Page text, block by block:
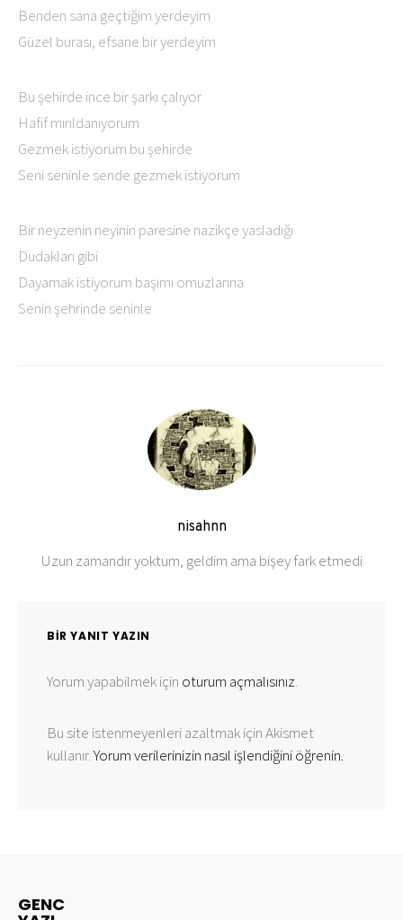
Benden sana geçtiğim yerdeyim
Güzel burası, efsane bir yerdeyim
Bu şehirde ince bir şarkı çalıyor
Hafif mırıldanıyorum
Gezmek istiyorum bu şehirde
Seni seninle sende gezmek istiyorum
Bir neyzenin neyinin paresine nazikçe yasladığı
Dudakları gibi
Dayamak istiyorum başımı omuzlarına
Senin şehrinde seninle
nisahnn
Uzun zamandır yoktum, geldim ama bişey fark etmedi
BIR YANIT YAZIN
Yorum yapabilmek için oturum açmalısınız.
Bu site istenmeyenleri azaltmak için Akismet
kullanır.Yorum verilerinizin nasıl işlendiğini öğrenin.
GENC